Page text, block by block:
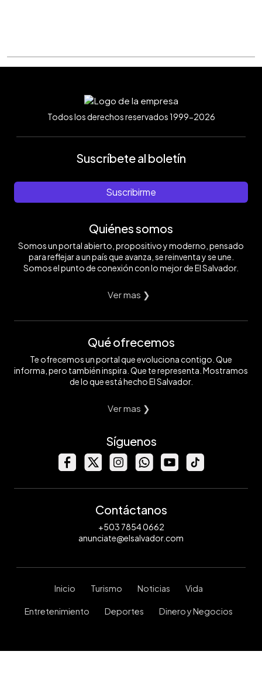
Todos los derechos reservados 1999-2026
Suscríbete al boletín
Suscribirme
Quiénes somos
Somos un portal abierto, propositivo y moderno, pensado
para reflejar a un país que avanza, se reinventa y se une.
Somos el punto de conexión con lo mejor de El Salvador.
Ver mas ❯
Qué ofrecemos
Te ofrecemos un portal que evoluciona contigo. Que
informa, pero también inspira. Que te representa. Mostramos
de lo que está hecho El Salvador.
Ver mas ❯
Síguenos
Contáctanos
+503 7854 0662
anunciate@elsalvador.com
Inicio Turismo Noticias Vida
Entretenimiento Deportes Dinero y Negocios